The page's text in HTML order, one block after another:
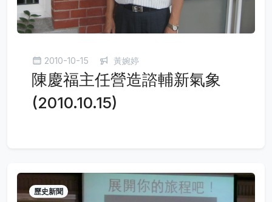
2010-10-15 黃婉婷
陳慶福主任營造諮輔新氣象
(2010.10.15)
歷史新聞